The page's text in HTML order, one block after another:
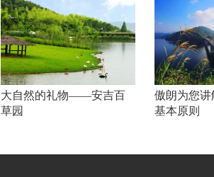
大自然的礼物——安吉百
草园
傲朗为您
基本原则